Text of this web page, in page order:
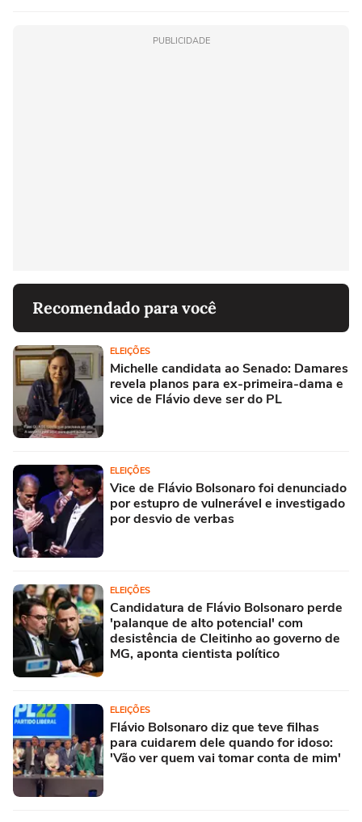
PUBLICIDADE
Recomendado para você
ELEIÇÕES
Michelle candidata ao Senado: Damares
revela planos para ex-primeira-dama e
vice de Flávio deve ser do PL
ELEIÇÕES
Vice de Flávio Bolsonaro foi denunciado
por estupro de vulnerável e investigado
por desvio de verbas
ELEIÇÕES
Candidatura de Flávio Bolsonaro perde
'palanque de alto potencial' com
desistência de Cleitinho ao governo de
MG, aponta cientista político
ELEIÇÕES
Flávio Bolsonaro diz que teve filhas
para cuidarem dele quando for idoso:
'Vão ver quem vai tomar conta de mim'